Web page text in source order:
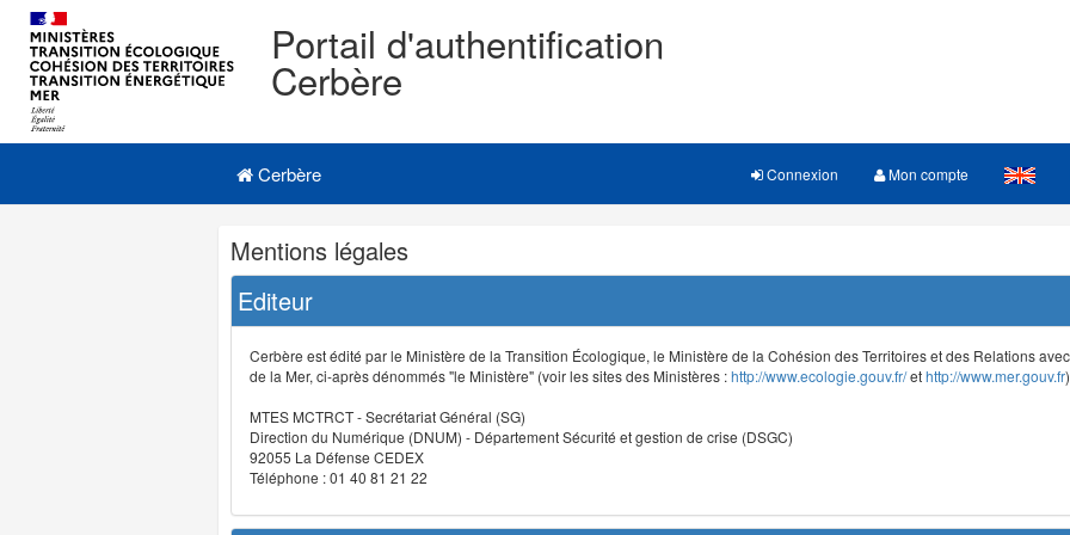
Portail d'authentification
Cerbère
Navigation
Menu principal
Cerbère Connexion Mon compte
Navigation
et
outils
annexes
Mentions légales
Editeur
Cerbère est édité par le Ministère de la Transition Écologique, le Ministère de la Cohésion des Territoires et des Relations
de la Mer, ci-après dénommés "le Ministère" (voir les sites des Ministères :http://www.ecologie.gouv.fr/ethttp://www.mer.gouv.fr
MTES MCTRCT - Secrétariat Général (SG)
Direction du Numérique (DNUM) - Département Sécurité et gestion de crise (DSGC)
92055 La Défense CEDEX
Téléphone : 01 40 81 21 22